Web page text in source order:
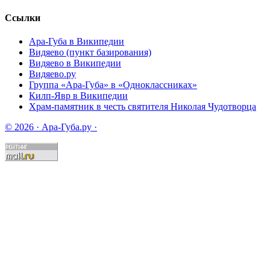
Ссылки
Ара-Губа в Википедии
Видяево (пункт базирования)
Видяево в Википедии
Видяево.ру
Группа «Ара-Губа» в «Одноклассниках»
Килп-Явр в Википедии
Храм-памятник в честь святителя Николая Чудотворца
© 2026 · Ара-Губа.ру ·